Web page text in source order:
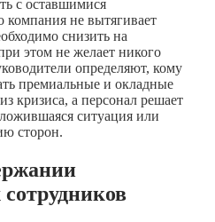
с оставшимися
компания не вытягивает
снизить на
этом не желает никого
определяют, кому
премиальные и окладные
кризиса, а персонал решает
ситуация или
сторон.